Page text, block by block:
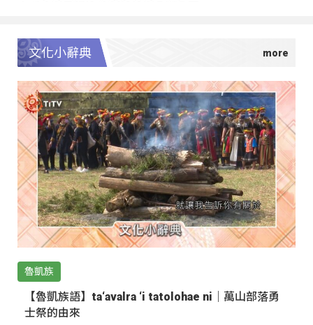
文化小辭典
魯凱族
【魯凱族語】ta‘avalra ‘i tatolohae ni｜萬山部落勇
士祭的由來